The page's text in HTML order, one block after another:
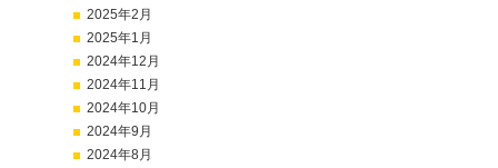
2025年2月
2025年1月
2024年12月
2024年11月
2024年10月
2024年9月
2024年8月